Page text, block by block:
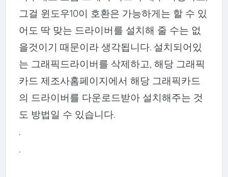
그걸 윈도우10이 호환은 가능하게는 할 수 있
어도 딱 맞는 드라이버를 설치해 줄 수는 없
을것이기 때문이라 생각됩니다. 설치되어있
는 그래픽드라이버를 삭제하고, 해당 그래픽
카드 제조사홈페이지에서 해당 그래픽카드
의 드라이버를 다운로드받아 설치해주는 것
도 방법일 수 있습니다.
.
.